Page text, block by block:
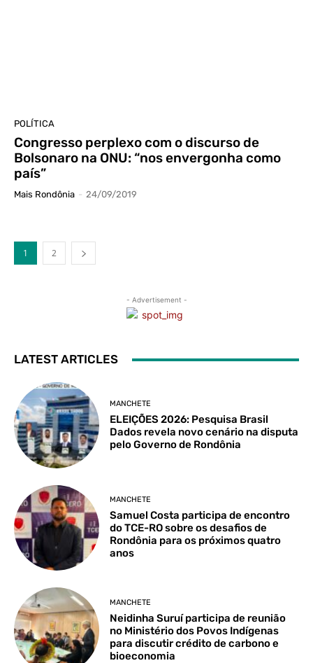
POLÍTICA
Congresso perplexo com o discurso de
Bolsonaro na ONU: “nos envergonha como
país”
Mais Rondônia - 24/09/2019
1 2
- Advertisement -
LATEST ARTICLES
MANCHETE
ELEIÇÕES 2026: Pesquisa Brasil
Dados revela novo cenário na disputa
pelo Governo de Rondônia
MANCHETE
Samuel Costa participa de encontro
do TCE-RO sobre os desafios de
Rondônia para os próximos quatro
anos
MANCHETE
Neidinha Suruí participa de reunião
no Ministério dos Povos Indígenas
para discutir crédito de carbono e
bioeconomia